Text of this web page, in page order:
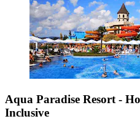
Aqua Paradise Resort -
Inclusive